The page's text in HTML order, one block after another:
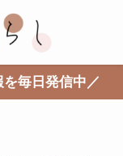
毎日発信中／